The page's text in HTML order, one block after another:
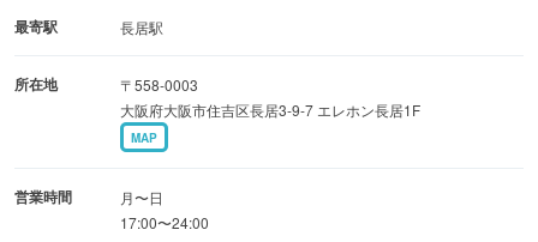
最寄駅 長居駅
所在地
〒558-0003
大阪府大阪市住吉区長居3-9-7 エレホン長居1F
MAP
営業時間
月〜日
17:00〜24:00